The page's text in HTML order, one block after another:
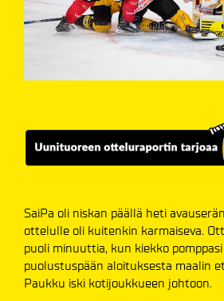
SaiPa oli niskan päällä heti
ottelulle oli kuitenkin karmaiseva.
puoli minuuttia, kun kiekko pomppasi
puolustuspään aloituksesta maalin
Paukku iski kotijoukkueen johtoon.